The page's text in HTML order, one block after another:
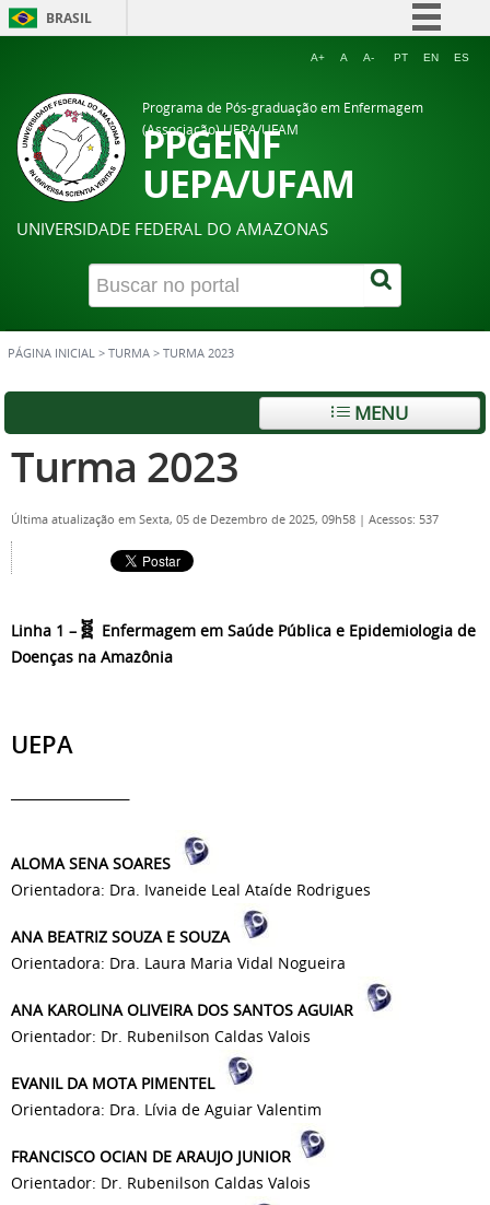
BRASIL
Simplifique!
Legislação
Canais
A+ A A- PT EN ES
Programa de Pós-graduação em Enfermagem
(Associação) UEPA/UFAM
PPGENF
UEPA/UFAM
UNIVERSIDADE FEDERAL DO AMAZONAS
PÁGINA INICIAL > TURMA > TURMA 2023
MENU
Turma 2023
Última atualização em Sexta, 05 de Dezembro de 2025, 09h58 | Acessos: 537
Linha 1 – 🧬 Enfermagem em Saúde Pública e Epidemiologia de
Doenças na Amazônia
UEPA
ALOMA SENA SOARES
Orientadora: Dra. Ivaneide Leal Ataíde Rodrigues
ANA BEATRIZ SOUZA E SOUZA
Orientadora: Dra. Laura Maria Vidal Nogueira
ANA KAROLINA OLIVEIRA DOS SANTOS AGUIAR
Orientador: Dr. Rubenilson Caldas Valois
EVANIL DA MOTA PIMENTEL
Orientadora: Dra. Lívia de Aguiar Valentim
FRANCISCO OCIAN DE ARAUJO JUNIOR
Orientador: Dr. Rubenilson Caldas Valois